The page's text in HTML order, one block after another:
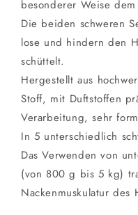
besonderer Weise
Die beiden schweren
lose und hindern den
schüttelt.
Hergestellt aus
Stoff, mit Duftstoffen
Verarbeitung, sehr
In 5 unterschiedlich
Das Verwenden von
(von 800 g bis 5 kg)
Nackenmuskulatur des